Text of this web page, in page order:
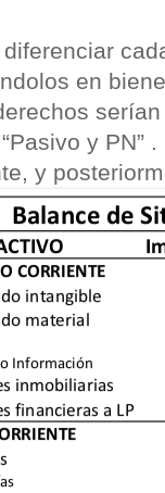
en
y PN”
y